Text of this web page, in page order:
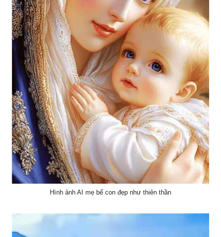
Hình ảnh AI mẹ bế con đẹp như thiên thần